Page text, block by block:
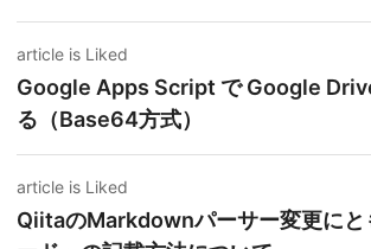
article is Liked
Google Apps Script で Google
る（Base64方式）
article is Liked
QiitaのMarkdownパーサー変更にと